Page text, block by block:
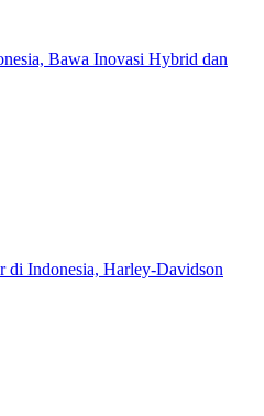
Bawa Inovasi Hybrid dan
Indonesia, Harley-Davidson